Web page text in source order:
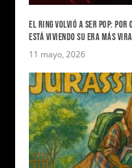
EL RING VOLVIÓ A SER POP:
ESTÁ VIVIENDO SU ERA MÁS
11 mayo, 2026